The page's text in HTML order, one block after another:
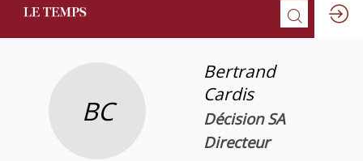
BC
Bertrand
Cardis
Décision SA
Directeur